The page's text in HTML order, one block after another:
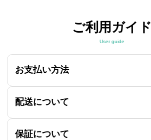
ご利用ガイド
User guide
お支払い方法
配送について
保証について